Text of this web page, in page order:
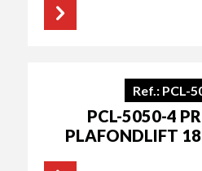
Ref.: PCL-
PCL-5050-4
PLAFONDLIFT